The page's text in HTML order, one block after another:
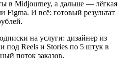
в Midjourney, а дальше — лёгкая
Figma. И всё: готовый результат
на услуги: дизайнер из
под Reels и Stories по 5 штук в
поток заказов.